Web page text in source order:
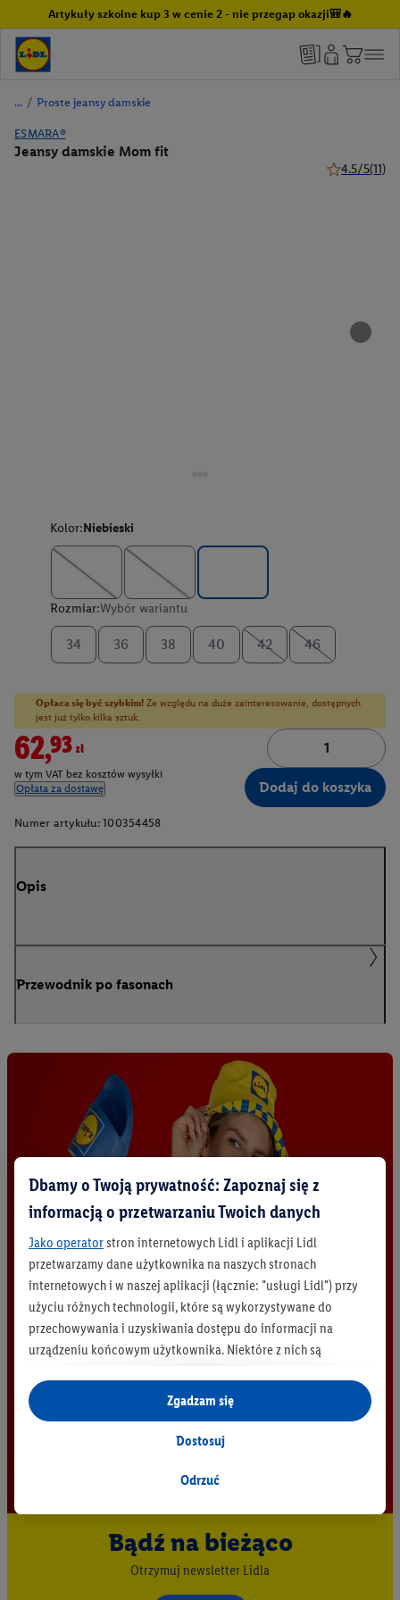
Artykuły szkolne kup 3 w cenie 2 - nie przegap okazji🎒🔥
/ Proste jeansy damskie
ESMARA®
Jeansy damskie Mom fit
4.5/5(11)
Kolor:Niebieski
Rozmiar:Wybór wariantu
34 36 38 40 42 46
Opłaca się być szybkim! Ze względu na duże zainteresowanie, dostępnych
jest już tylko kilka sztuk.
62,93zł
w tym VAT bez kosztów wysyłki
Opłata za dostawę
Dodaj do koszyka
Numer artykułu: 100354458
Opis
Przewodnik po fasonach
Bądź na bieżąco
Otrzymuj newsletter Lidla
Dbamy o Twoją prywatność: Zapoznaj się z
informacją o przetwarzaniu Twoich danych
Jako operatorstron internetowych Lidl i aplikacji Lidl
przetwarzamy dane użytkownika na naszych stronach
internetowych i w naszej aplikacji (łącznie: "usługi Lidl") przy
użyciu różnych technologii, które są wykorzystywane do
przechowywania i uzyskiwania dostępu do informacji na
urządzeniu końcowym użytkownika. Niektóre z nich są
są za zgodą użytkownika - również przez partnerów (
jako odrębnych
administratorów lub współadministratorów
danych osobowych; w związku z IAB TCF łącznie
generowania statystyk lub prezentowania
odbywa się w celu kontrolowania naszych własnych reklam i
umożliwienia podmiotom trzecim wyświetlania treści
Odrzuć
Dostosuj
Zgadzam się